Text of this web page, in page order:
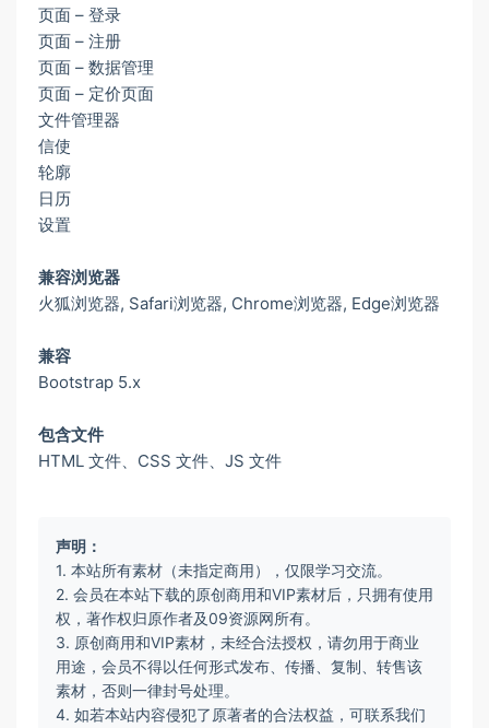
页面 – 登录
页面 – 注册
页面 – 数据管理
页面 – 定价页面
文件管理器
信使
轮廓
日历
设置
兼容浏览器
火狐浏览器, Safari浏览器, Chrome浏览器, Edge浏览器
兼容
Bootstrap 5.x
包含文件
HTML 文件、CSS 文件、JS 文件
声明：
1. 本站所有素材（未指定商用），仅限学习交流。
2. 会员在本站下载的原创商用和VIP素材后，只拥有使用
权，著作权归原作者及09资源网所有。
3. 原创商用和VIP素材，未经合法授权，请勿用于商业
用途，会员不得以任何形式发布、传播、复制、转售该
素材，否则一律封号处理。
4. 如若本站内容侵犯了原著者的合法权益，可联系我们